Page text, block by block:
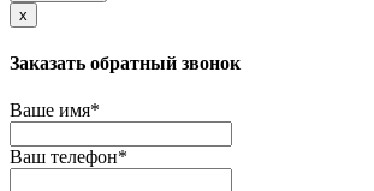
x
Заказать обратный звонок
Ваше имя*
Ваш телефон*